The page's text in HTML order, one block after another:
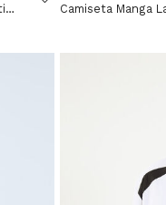
Camiseta Sin Mangas Texturizada - Deportivo